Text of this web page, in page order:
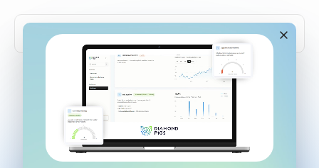
Transparantie & kosten
Bij Diamond Pigs geloven we dat vertrouwen begint
met duidelijkheid. Ons platform is ontworpen om